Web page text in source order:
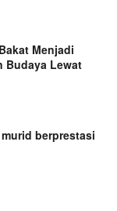
Menjadi
Budaya Lewat
berprestasi